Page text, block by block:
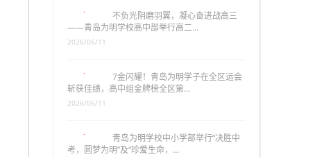
不负光阴磨羽翼，凝心奋进战高三
——青岛为明学校高中部举行高二…
7金闪耀！青岛为明学子在全区运会
斩获佳绩，高中组金牌榜全区第…
青岛为明学校中小学部举行“决胜中
考，圆梦为明”及“珍爱生命，…